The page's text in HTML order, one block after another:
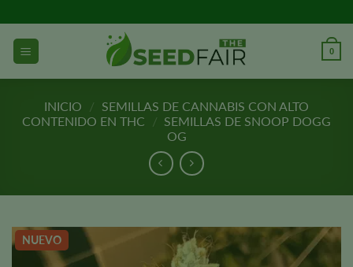
al
contenido
0
INICIO / SEMILLAS DE CANNABIS CON ALTO
CONTENIDO EN THC
/ SEMILLAS DE SNOOP DOGG
OG
NUEVO